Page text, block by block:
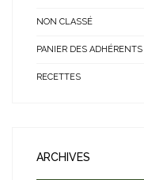
NON CLASSÉ
PANIER DES ADHÉRENTS
RECETTES
ARCHIVES